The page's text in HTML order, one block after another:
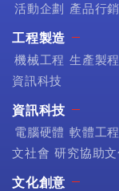
活動企劃
產品行銷
工程製造
機械工程 生產製程
資訊科技
資訊科技
電腦硬體 軟體工程
文社會 研究協助
文化創意